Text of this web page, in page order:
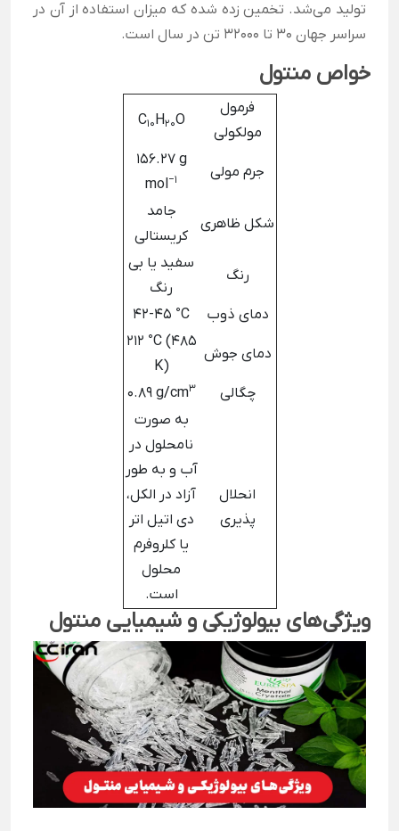
تولید می‌شد. تخمین زده شده که میزان استفاده از آن در
سراسر جهان 30 تا 32000 تن در سال است.
خواص منتول
فرمول
مولکولی
C10H20O
جرم مولی
156.27 g
mol−1
شکل ظاهری
جامد
کریستالی
رنگ
سفید یا بی
رنگ
دمای ذوب
42-45 °C
دمای جوش
212 °C (485
K)
چگالی
0.89 g/cm3
انحلال
پذیری
به صورت
نامحلول در
آب و به طور
آزاد در الکل،
دی اتیل اتر
یا کلروفرم
محلول
است.
ویژگی‌های بیولوژیکی و شیمیایی منتول